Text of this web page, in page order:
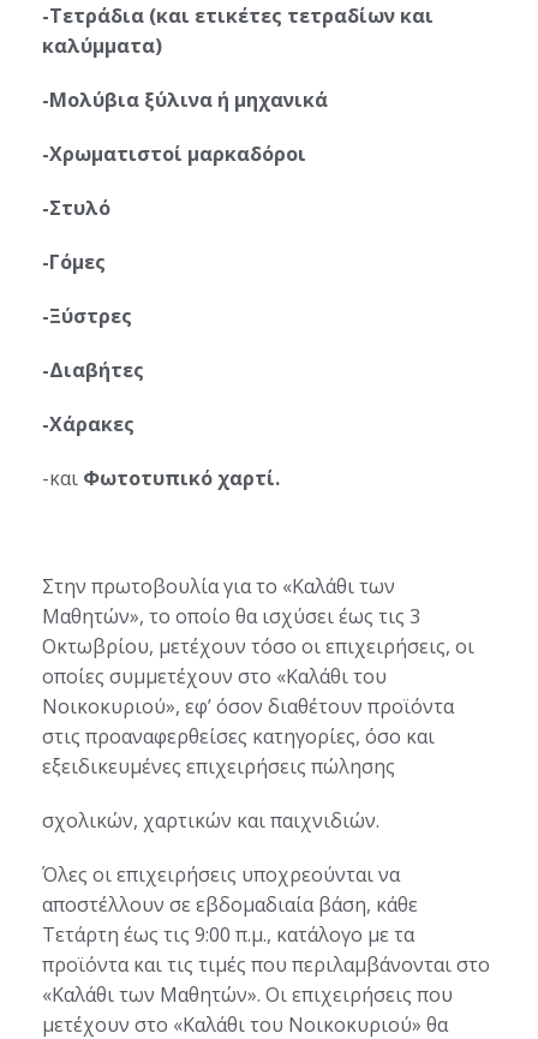
-Τετράδια (και ετικέτες τετραδίων και
καλύμματα)
-Μολύβια ξύλινα ή μηχανικά
-Χρωματιστοί μαρκαδόροι
-Στυλό
-Γόμες
-Ξύστρες
-Διαβήτες
-Χάρακες
-και Φωτοτυπικό χαρτί.
Στην πρωτοβουλία για το «Καλάθι των
Μαθητών», το οποίο θα ισχύσει έως τις 3
Οκτωβρίου, μετέχουν τόσο οι επιχειρήσεις, οι
οποίες συμμετέχουν στο «Καλάθι του
Νοικοκυριού», εφ’ όσον διαθέτουν προϊόντα
στις προαναφερθείσες κατηγορίες, όσο και
εξειδικευμένες επιχειρήσεις πώλησης
σχολικών, χαρτικών και παιχνιδιών.
Όλες οι επιχειρήσεις υποχρεούνται να
αποστέλλουν σε εβδομαδιαία βάση, κάθε
Τετάρτη έως τις 9:00 π.μ., κατάλογο με τα
προϊόντα και τις τιμές που περιλαμβάνονται στο
«Καλάθι των Μαθητών». Οι επιχειρήσεις που
μετέχουν στο «Καλάθι του Νοικοκυριού» θα